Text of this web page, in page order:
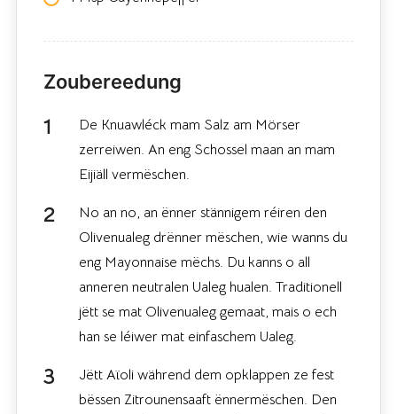
Zoubereedung
De Knuawléck mam Salz am Mörser
zerreiwen. An eng Schossel maan an mam
Eijiäll vermëschen.
No an no, an ënner stännigem réiren den
Olivenualeg drënner mëschen, wie wanns du
eng Mayonnaise mëchs. Du kanns o all
anneren neutralen Ualeg hualen. Traditionell
jëtt se mat Olivenualeg gemaat, mais o ech
han se léiwer mat einfaschem Ualeg.
Jëtt Aïoli während dem opklappen ze fest
bëssen Zitrounensaaft ënnermëschen. Den